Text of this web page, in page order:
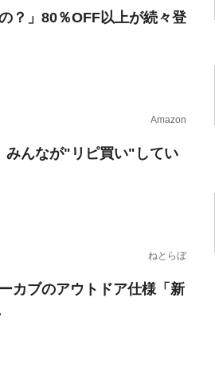
？」80％OFF以上が続々登
Amazon
みんなが"リピ買い"してい
ねとらぼ
カブのアウトドア仕様「新